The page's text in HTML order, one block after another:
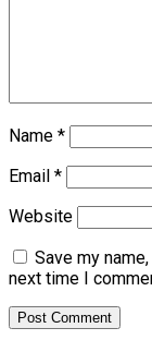
Name *
Email *
Website
Save my
next time I